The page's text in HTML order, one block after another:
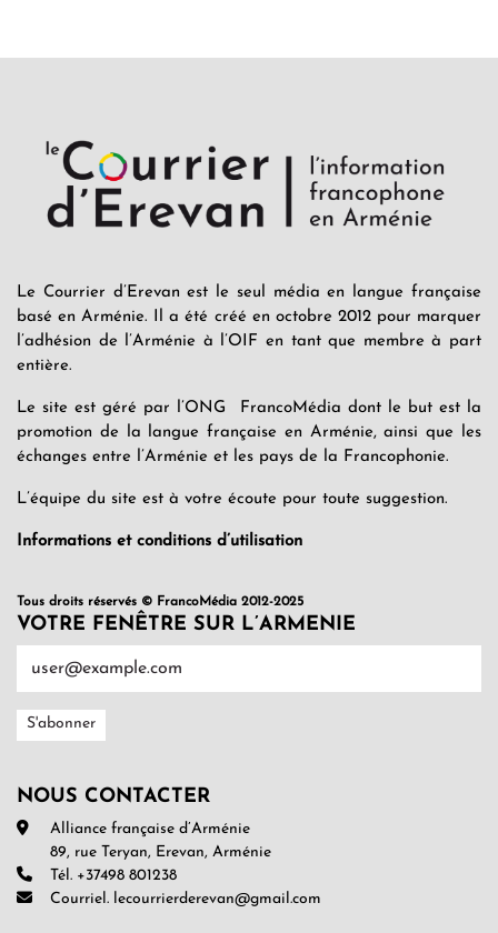
Le Courrier d’Erevan est le seul média en langue française
basé en Arménie. Il a été créé en octobre 2012 pour marquer
l’adhésion de l’Arménie à l’OIF en tant que membre à part
entière.
Le site est géré par l’ONG FrancoMédia dont le but est la
promotion de la langue française en Arménie, ainsi que les
échanges entre l’Arménie et les pays de la Francophonie.
L’équipe du site est à votre écoute pour toute suggestion.
Informations et conditions d’utilisation
Tous droits réservés © FrancoMédia 2012-2025
VOTRE FENÊTRE SUR L’ARMENIE
NOUS CONTACTER
Alliance française d’Arménie
89, rue Teryan, Erevan, Arménie
Tél. +37498 801238
Courriel. lecourrierderevan@gmail.com